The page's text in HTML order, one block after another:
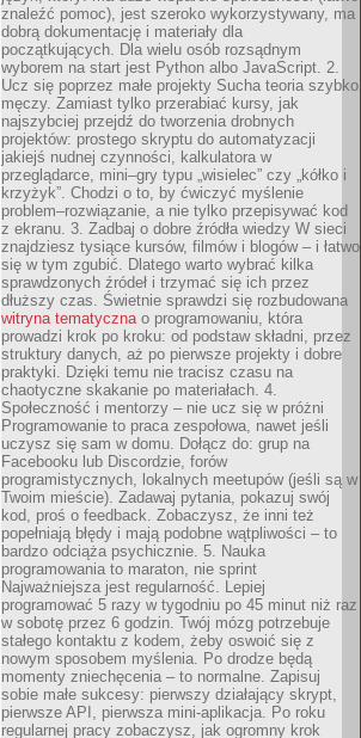
znaleźć pomoc), jest szeroko wykorzystywany, ma
dobrą dokumentację i materiały dla
początkujących. Dla wielu osób rozsądnym
wyborem na start jest Python albo JavaScript. 2.
Ucz się poprzez małe projekty Sucha teoria szybko
męczy. Zamiast tylko przerabiać kursy, jak
najszybciej przejdź do tworzenia drobnych
projektów: prostego skryptu do automatyzacji
jakiejś nudnej czynności, kalkulatora w
przeglądarce, mini–gry typu „wisielec” czy „kółko i
krzyżyk”. Chodzi o to, by ćwiczyć myślenie
problem–rozwiązanie, a nie tylko przepisywać kod
z ekranu. 3. Zadbaj o dobre źródła wiedzy W sieci
znajdziesz tysiące kursów, filmów i blogów – i łatwo
się w tym zgubić. Dlatego warto wybrać kilka
sprawdzonych źródeł i trzymać się ich przez
dłuższy czas. Świetnie sprawdzi się rozbudowana
witryna tematycznao programowaniu, która
prowadzi krok po kroku: od podstaw składni, przez
struktury danych, aż po pierwsze projekty i dobre
praktyki. Dzięki temu nie tracisz czasu na
chaotyczne skakanie po materiałach. 4.
Społeczność i mentorzy – nie ucz się w próżni
Programowanie to praca zespołowa, nawet jeśli
uczysz się sam w domu. Dołącz do: grup na
Facebooku lub Discordzie, forów
programistycznych, lokalnych meetupów (jeśli są w
Twoim mieście). Zadawaj pytania, pokazuj swój
kod, proś o feedback. Zobaczysz, że inni też
popełniają błędy i mają podobne wątpliwości – to
bardzo odciąża psychicznie. 5. Nauka
programowania to maraton, nie sprint
Najważniejsza jest regularność. Lepiej
programować 5 razy w tygodniu po 45 minut niż raz
w sobotę przez 6 godzin. Twój mózg potrzebuje
stałego kontaktu z kodem, żeby oswoić się z
nowym sposobem myślenia. Po drodze będą
momenty zniechęcenia – to normalne. Zapisuj
sobie małe sukcesy: pierwszy działający skrypt,
pierwsze API, pierwsza mini-aplikacja. Po roku
regularnej pracy zobaczysz, jak ogromny krok